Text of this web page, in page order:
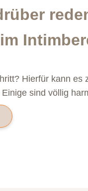
Hierfür kann es
Einige sind völlig